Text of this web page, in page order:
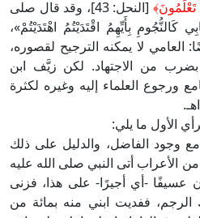
تَعْلَمُونَ﴾
[النحل: 43]، وقد قال صلى
كَالنُّجُومِ بِأَيِّهِمُ اقْتَدَيْتُمُ اهْتَدَيْتُمْ»،
العامي لا يمكنه الترجيح لقصوره،
من الاجتهاد. لكن زيَّف ابن
ورجوع العلماء إليه وغيره لكثرة
الأول ما يلي:
وجود الفاضل، والدليل على ذلك
الأعراب أتى النبي صلى الله عليه
عسيفًا -أي أجيرًا- على هذا، فزنى
الرجم، ففديت ابني منه بمائة من